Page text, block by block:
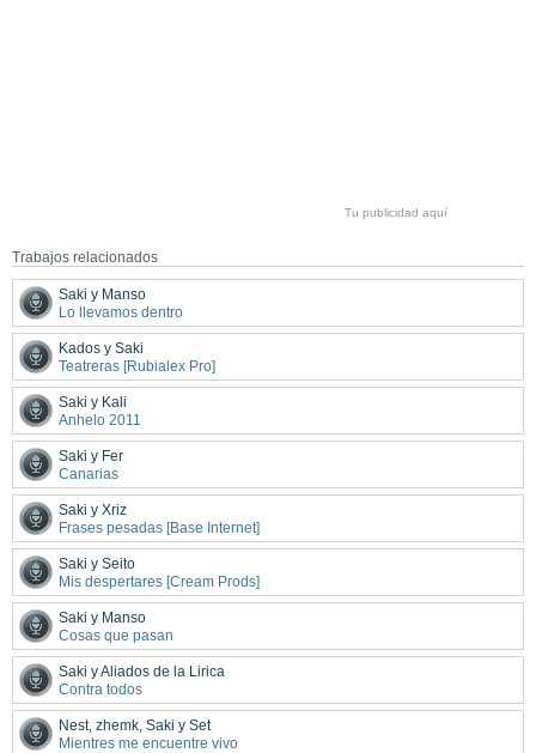
Tu publicidad aquí
Trabajos relacionados
Saki y Manso
Lo llevamos dentro
Kados y Saki
Teatreras [Rubialex Pro]
Saki y Kali
Anhelo 2011
Saki y Fer
Canarias
Saki y Xriz
Frases pesadas [Base Internet]
Saki y Seito
Mis despertares [Cream Prods]
Saki y Manso
Cosas que pasan
Saki y Aliados de la Lirica
Contra todos
Nest, zhemk, Saki y Set
Mientres me encuentre vivo